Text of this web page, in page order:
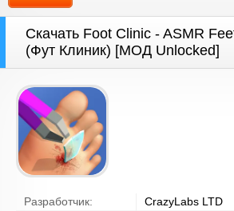
Скачать Foot Clinic - ASMR
(Фут Клиник) [МОД Unlocked]
Разработчик:
CrazyLabs LTD